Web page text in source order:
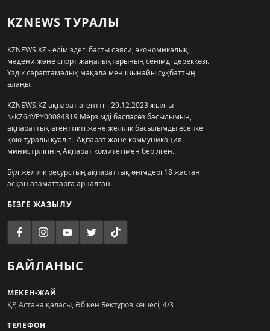
KZNEWS ТУРАЛЫ
KZNEWS.KZ - еліміздегі басты саяси, экономикалық,
мәдени және спорт жаңалықтарының сенімді дереккөзі.
Үздік сараптамалық мақала мен шынайы сұқбаттың
алаңы.
KZNEWS.KZ ақпарат агенттігі 29.12.2023 жылғы
№KZ64VPY00084819 Мерзімді баспасөз басылымын,
ақпараттық агенттікті және желілік басылымды есепке
қою туралы куәлігі, Ақпарат және коммуникация
министрлігінің Ақпарат комитетімен берілген.
Бұл желілік ресурстың ақпараттық өнімдері 18 жастан
асқан азаматтарға арналған.
БІЗГЕ ЖАЗЫЛУ
БАЙЛАНЫС
МЕКЕН-ЖАЙ
ҚР, Астана қаласы, Әбікен Бектұров көшесі, 4/3
ТЕЛЕФОН